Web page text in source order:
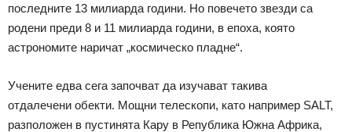
последните 13 милиарда години. Но повечето звезди са
родени преди 8 и 11 милиарда години, в епоха, която
астрономите наричат „космическо пладне“.
Учените едва сега започват да изучават такива
отдалечени обекти. Мощни телескопи, като например SALT,
разположен в пустинята Кару в Република Южна Африка,